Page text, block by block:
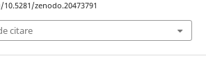
zenodo.20473791
citare